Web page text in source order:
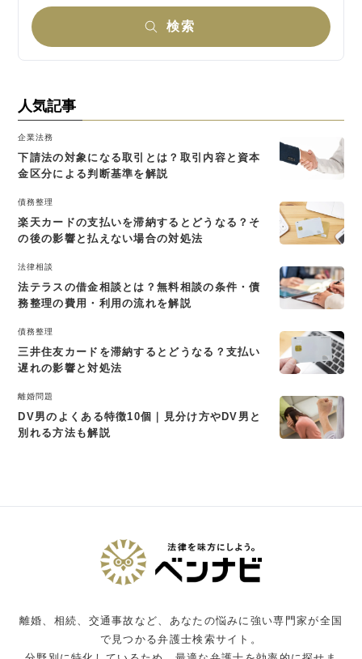
検索
人気記事
企業法務
下請法の対象になる取引とは？取引内容と資本
金区分による判断基準を解説
債務整理
楽天カードの支払いを滞納するとどうなる？そ
の後の影響と払えない場合の対処法
法律相談
法テラスの借金相談とは？無料相談の条件・債
務整理の費用・利用の流れを解説
債務整理
三井住友カードを滞納するとどうなる？支払い
遅れの影響と対処法
離婚問題
DV男のよくある特徴10個｜見分け方やDV男と
別れる方法も解説
離婚、相続、交通事故など、あなたの悩みに強い専門家が全国
で見つかる弁護士検索サイト。